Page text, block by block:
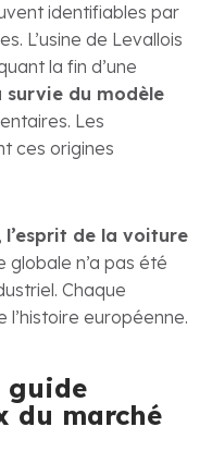
identifiables par
L’usine de Levallois
la fin d’une
survie du modèle
Les
ces origines
l’esprit de la voiture
globale n’a pas été
Chaque
européenne.
guide
du marché